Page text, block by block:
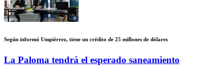
Según informó Umpiérrez, tiene un crédito de 25 millones de dólares
La Paloma tendrá el esperado saneamiento